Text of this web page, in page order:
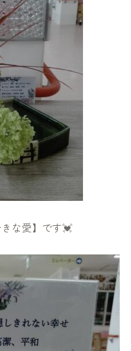
な愛】です💓